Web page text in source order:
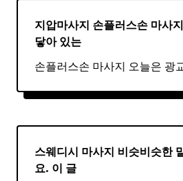
지압마사지 손플러스손 마사지
닿아 있는
손플러스손 마사지 오늘은 광
스웨디시 마사지 비슷비슷한
요. 이 글